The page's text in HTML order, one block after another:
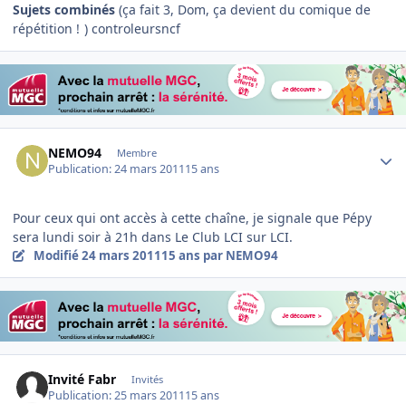
Sujets combinés (ça fait 3, Dom, ça devient du comique de
répétition ! ) controleursncf
NEMO94 Membre
Publication:24 mars 201115 ans
Pour ceux qui ont accès à cette chaîne, je signale que Pépy
sera lundi soir à 21h dans Le Club LCI sur LCI.
Modifié24 mars 201115 ans par NEMO94
Invité Fabr Invités
Publication:25 mars 201115 ans